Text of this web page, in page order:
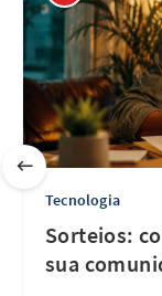
Tecnologia
Sorteios:
sua